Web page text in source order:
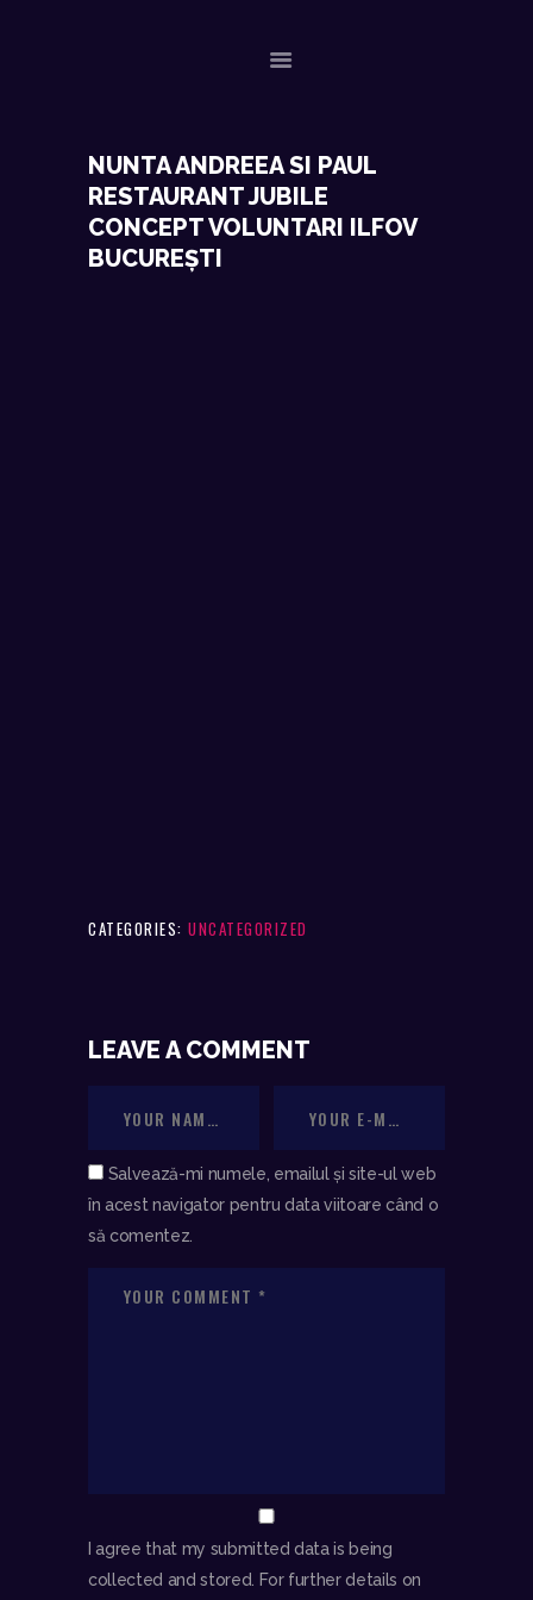
ACASA
EVENIMENTE RECENTE
CONTACT
NUNTA ANDREEA SI PAUL
RESTAURANT JUBILE
CONCEPT VOLUNTARI ILFOV
BUCUREȘTI
CATEGORIES: UNCATEGORIZED
LEAVE A COMMENT
Salvează-mi numele, emailul și site-ul web
în acest navigator pentru data viitoare când o
să comentez.
I agree that my submitted data is being
collected and stored. For further details on